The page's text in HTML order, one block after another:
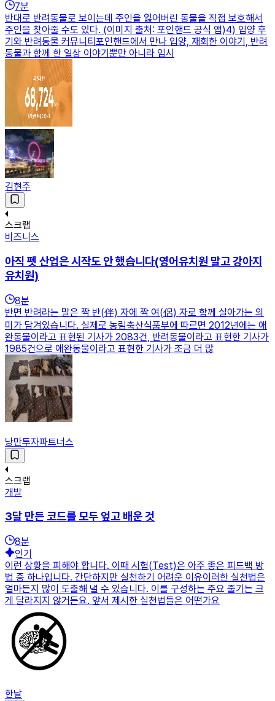
7분
반대로 반려동물로 보이는데 주인을 잃어버린 동물을 직접 보호해서
주인을 찾아줄 수도 있다. (이미지 출처: 포인핸드 공식 앱)4) 입양 후
기와 반려동물 커뮤니티포인핸드에서 만나 입양, 재회한 이야기, 반려
동물과 함께 한 일상 이야기뿐만 아니라 임시
김현주
스크랩
비즈니스
아직 펫 산업은 시작도 안 했습니다(영어유치원 말고 강아지
유치원)
8분
반면 반려라는 말은 짝 반(伴) 자에 짝 여(侶) 자로 함께 살아가는 의
미가 담겨있습니다. 실제로 농림축산식품부에 따르면 2012년에는 애
완동물이라고 표현된 기사가 2083건, 반려동물이라고 표현한 기사가
1985건으로 애완동물이라고 표현한 기사가 조금 더 많
낭만투자파트너스
스크랩
개발
3달 만든 코드를 모두 엎고 배운 것
8분
인기
이런 상황을 피해야 합니다. 이때 시험(Test)은 아주 좋은 피드백 방
법 중 하나입니다. 간단하지만 실천하기 어려운 이유이러한 실천법은
얼마든지 많이 도출해 낼 수 있습니다. 이를 구성하는 주요 줄기는 크
게 달라지지 않거든요. 앞서 제시한 실천법들은 어떤가요
한날